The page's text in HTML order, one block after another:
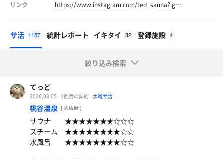
リンク
https://www.instagram.com/ted_sauna?igsh=MWRxZTkycmVxZHRpeA%3D%3D&utm_source=qr
サ活 1157 統計レポート イキタイ 32 登録施設 4
絞り込み検索
てっど
2026.08.05 1回目の訪問 水曜サ活
桃谷温泉 [ 大阪府 ]
サウナ ★★★★★★★☆☆☆
スチーム ★★★★★★★★☆☆
水風呂 ★★★★★★★★☆☆